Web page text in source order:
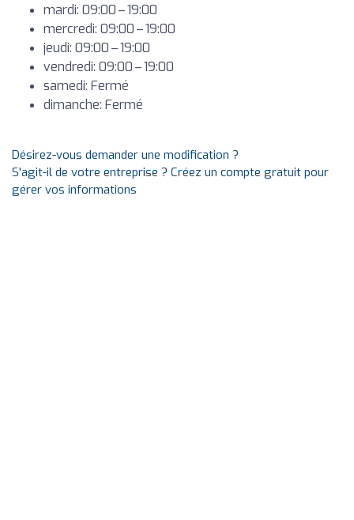
mardi: 09:00 – 19:00
mercredi: 09:00 – 19:00
jeudi: 09:00 – 19:00
vendredi: 09:00 – 19:00
samedi: Fermé
dimanche: Fermé
Désirez-vous demander une modification ?
S'agit-il de votre entreprise ? Créez un compte gratuit pour
gérer vos informations